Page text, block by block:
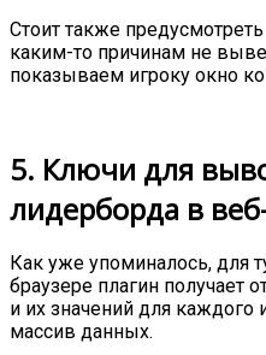
Стоит также
каким-то причинам не
показываем игроку окно
5. Ключи для
лидерборда в
Как уже упоминалось, для
браузере плагин получает
и их значений для каждого
массив данных.